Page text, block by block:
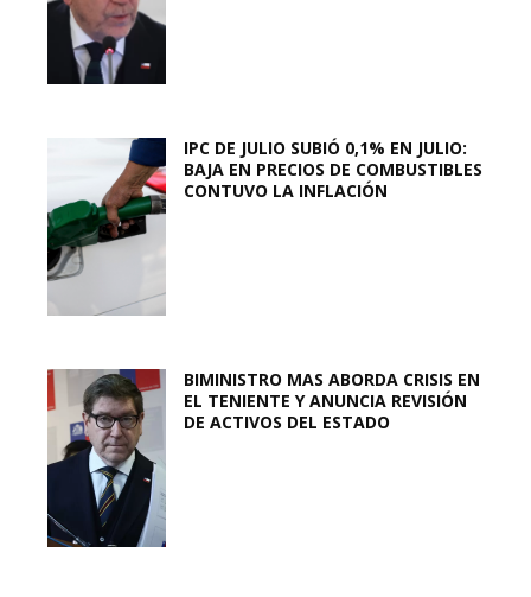
IPC DE JULIO SUBIÓ 0,1% EN JULIO:
BAJA EN PRECIOS DE COMBUSTIBLES
CONTUVO LA INFLACIÓN
BIMINISTRO MAS ABORDA CRISIS EN
EL TENIENTE Y ANUNCIA REVISIÓN
DE ACTIVOS DEL ESTADO